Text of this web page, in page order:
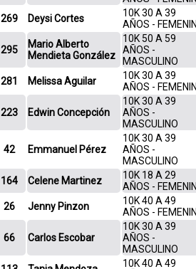
269 Deysi Cortes
10K 30 A 39
AÑOS -
295
Mario Alberto
Mendieta González
10K 50 A 59
AÑOS -
MASCULINO
281 Melissa Aguilar
10K 30 A 39
AÑOS -
223 Edwin Concepción
10K 30 A 39
AÑOS -
MASCULINO
42 Emmanuel Pérez
10K 30 A 39
AÑOS -
MASCULINO
164 Celene Martinez
10K 18 A 29
AÑOS -
26 Jenny Pinzon
10K 40 A 49
AÑOS -
66 Carlos Escobar
10K 30 A 39
AÑOS -
MASCULINO
10K 40 A 49